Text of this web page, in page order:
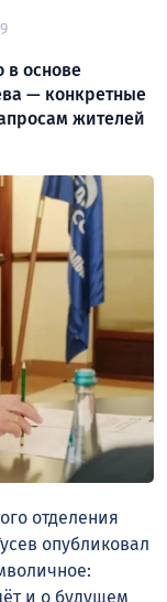
в основе
— конкретные
жителей
отделения
опубликовал
и о будущем